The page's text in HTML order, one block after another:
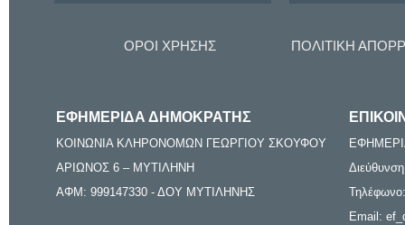
ΟΡΟΙ ΧΡΗΣΗΣ ΠΟΛΙΤΙΚΗ
ΕΦΗΜΕΡΙΔΑ ΔΗΜΟΚΡΑΤΗΣ
ΚΟΙΝΩΝΙΑ ΚΛΗΡΟΝΟΜΩΝ ΓΕΩΡΓΙΟΥ ΣΚΟΥΦΟΥ
ΑΡΙΩΝΟΣ 6 – ΜΥΤΙΛΗΝΗ
ΑΦΜ: 999147330 - ΔΟΥ ΜΥΤΙΛΗΝΗΣ
Email: